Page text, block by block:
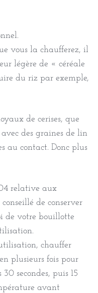
vous la chaufferez, il
légère de « céréale
du riz par exemple,
de cerises, que
des graines de lin
au contact. Donc plus
relative aux
de conserver
de votre bouillotte
chauffer
plusieurs fois pour
secondes, puis 15
avant